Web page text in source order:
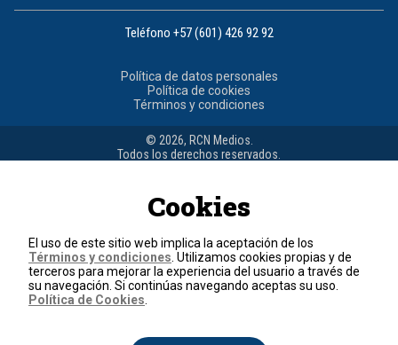
Teléfono +57 (601) 426 92 92
Política de datos personales
Política de cookies
Términos y condiciones
© 2026, RCN Medios.
Todos los derechos reservados.
Cookies
El uso de este sitio web implica la aceptación de los
Términos y condiciones . Utilizamos cookies propias y de
terceros para mejorar la experiencia del usuario a través de
su navegación. Si continúas navegando aceptas su uso.
Política de Cookies